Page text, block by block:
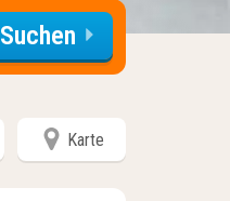
Suchen
Karte